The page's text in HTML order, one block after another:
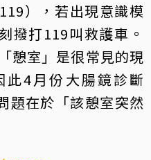
），若出現意識模
撥打119叫救護車。
憩室」是很常見的現
此4月份大腸鏡診斷
題在於「該憩室突然